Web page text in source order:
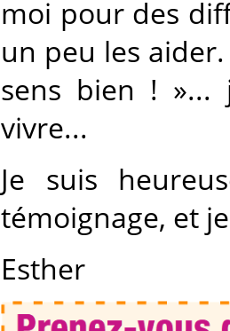
moi pour des
un peu les aider.
sens bien ! »...
vivre...
Je suis
témoignage, et
Esther